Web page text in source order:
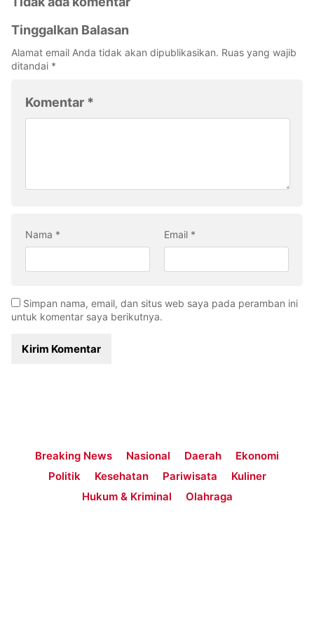
Tinggalkan Balasan
Alamat email Anda tidak akan dipublikasikan. Ruas yang wajib
ditandai *
Komentar *
Nama * Email *
Simpan nama, email, dan situs web saya pada peramban ini
untuk komentar saya berikutnya.
Breaking News Nasional Daerah
Ekonomi
Politik
Kesehatan Pariwisata
Kuliner
Hukum & Kriminal
Olahraga